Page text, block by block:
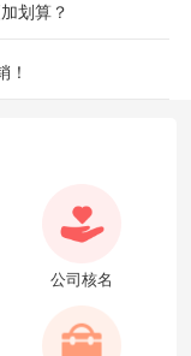
划算？
！
公司核名